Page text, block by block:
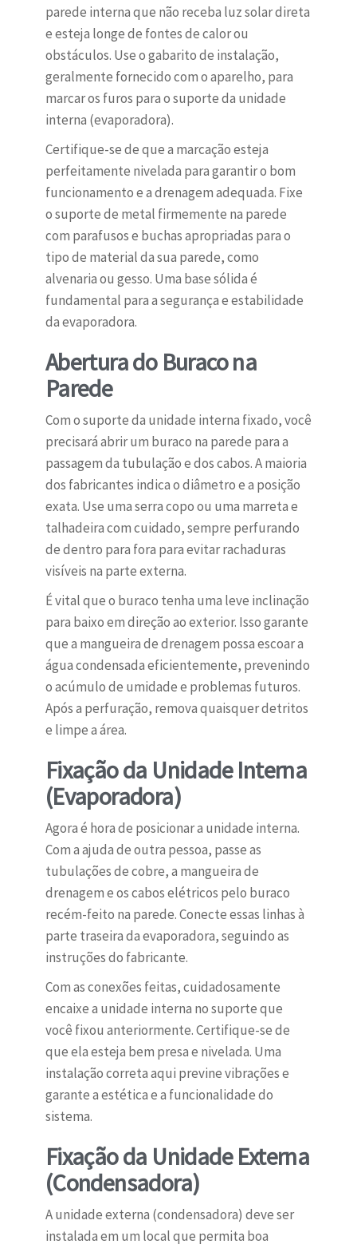
parede interna que não receba luz solar direta
e esteja longe de fontes de calor ou
obstáculos. Use o gabarito de instalação,
geralmente fornecido com o aparelho, para
marcar os furos para o suporte da unidade
interna (evaporadora).
Certifique-se de que a marcação esteja
perfeitamente nivelada para garantir o bom
funcionamento e a drenagem adequada. Fixe
o suporte de metal firmemente na parede
com parafusos e buchas apropriadas para o
tipo de material da sua parede, como
alvenaria ou gesso. Uma base sólida é
fundamental para a segurança e estabilidade
da evaporadora.
Abertura do Buraco na
Parede
Com o suporte da unidade interna fixado, você
precisará abrir um buraco na parede para a
passagem da tubulação e dos cabos. A maioria
dos fabricantes indica o diâmetro e a posição
exata. Use uma serra copo ou uma marreta e
talhadeira com cuidado, sempre perfurando
de dentro para fora para evitar rachaduras
visíveis na parte externa.
É vital que o buraco tenha uma leve inclinação
para baixo em direção ao exterior. Isso garante
que a mangueira de drenagem possa escoar a
água condensada eficientemente, prevenindo
o acúmulo de umidade e problemas futuros.
Após a perfuração, remova quaisquer detritos
e limpe a área.
Fixação da Unidade Interna
(Evaporadora)
Agora é hora de posicionar a unidade interna.
Com a ajuda de outra pessoa, passe as
tubulações de cobre, a mangueira de
drenagem e os cabos elétricos pelo buraco
recém-feito na parede. Conecte essas linhas à
parte traseira da evaporadora, seguindo as
instruções do fabricante.
Com as conexões feitas, cuidadosamente
encaixe a unidade interna no suporte que
você fixou anteriormente. Certifique-se de
que ela esteja bem presa e nivelada. Uma
instalação correta aqui previne vibrações e
garante a estética e a funcionalidade do
sistema.
Fixação da Unidade Externa
(Condensadora)
A unidade externa (condensadora) deve ser
instalada em um local que permita boa